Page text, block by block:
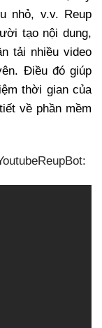
nhỏ, v.v. Reup
tạo nội dung,
tải nhiều video
Điều đó giúp
thời gian của
về phần mềm